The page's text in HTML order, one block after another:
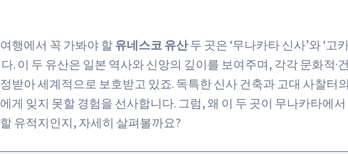
행에서 꼭 가봐야 할유네스코 유산두 곳은 ‘무나카타 신사’와 ‘고
. 이 두 유산은 일본 역사와 신앙의 깊이를 보여주며, 각각 문화적·
받아 세계적으로 보호받고 있죠. 독특한 신사 건축과 고대 사찰터
게 잊지 못할 경험을 선사합니다. 그럼, 왜 이 두 곳이 무나카타에
유적지인지, 자세히 살펴볼까요?